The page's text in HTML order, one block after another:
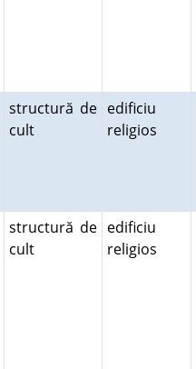
structură de
cult
edificiu
religios
structură de
cult
edificiu
religios